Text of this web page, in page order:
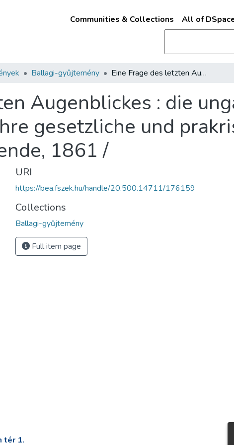
Communities & Collections All of
Ballagi-gyűjtemény Eine Frage des letzten Augenblickes : die ungarische Parlaments-Frage ihre gesetzliche und prakrische Lösung : Sommer-Sonnenwende, 1861 /
Augenblickes : die
gesetzliche und
1861 /
URI
https://bea.fszek.hu/handle/20.500.14711/176159
Collections
Ballagi-gyűjtemény
Full item page
tér 1.